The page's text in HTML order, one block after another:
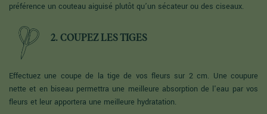
préférence un couteau aiguisé plutôt qu’un sécateur ou des ciseaux.
2. COUPEZ LES TIGES
Effectuez une coupe de la tige de vos fleurs sur 2 cm. Une coupure
nette et en biseau permettra une meilleure absorption de l'eau par vos
fleurs et leur apportera une meilleure hydratation.